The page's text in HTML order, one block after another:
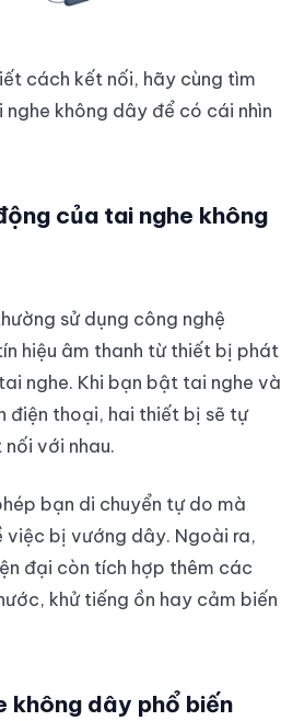
cách kết nối, hãy cùng tìm
không dây để có cái nhìn
của tai nghe không
sử dụng công nghệ
hiệu âm thanh từ thiết bị phát
nghe. Khi bạn bật tai nghe và
điện thoại, hai thiết bị sẽ tự
với nhau.
bạn di chuyển tự do mà
việc bị vướng dây. Ngoài ra,
đại còn tích hợp thêm các
khử tiếng ồn hay cảm biến
không dây phổ biến